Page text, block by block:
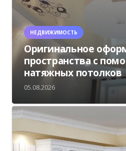
НЕДВИЖИМОСТЬ
Оригинальное
пространства с
натяжных потолков
05.08.2026